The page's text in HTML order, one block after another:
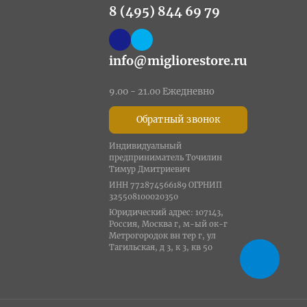
8 (495) 844 69 79
info@migliorestore.ru
9.00 - 21.00 Ежедневно
Обратный звонок
Индивидуальный
предприниматель Точилин
Тимур Дмитриевич
ИНН 772874566189 ОГРНИП
325508100020350
Юридический адрес: 107143,
Россия, Москва г, м-ый ок-г
Метрогородок вн тер г, ул
Тагильская, д 3, к 3, кв 50